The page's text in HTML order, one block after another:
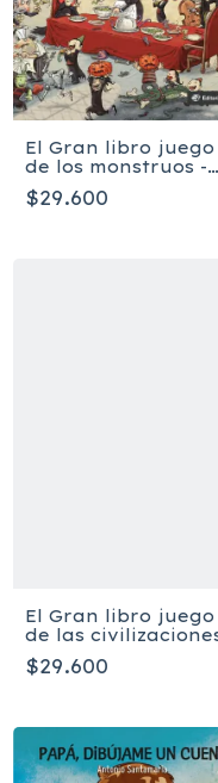
El Gran libro juego
de los monstruos -
Joan Subirana
Queralt
$29.600
El Gran libro juego
de las
Joan Subirana
Queralt
$29.600